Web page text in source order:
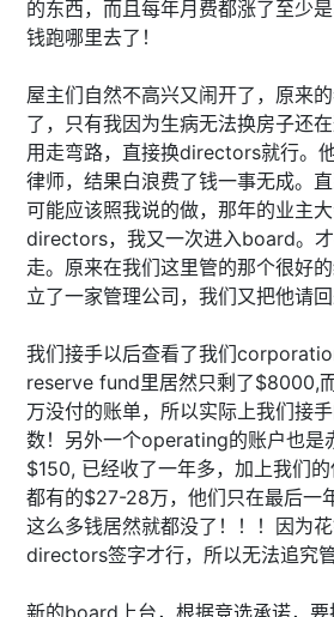
的东西，而且每年月费都涨了至少
钱跑哪里去了！
屋主们自然不高兴又闹开了，原来
了，只有我因为生病无法换房子还
用走弯路，直接换directors就行。
律师，结果白浪费了钱一事无成。
可能应该照我说的做，那年的业主
directors，我又一次进入board。
走。原来在我们这里管的那个很好
立了一家管理公司，我们又把他请回
我们接手以后查看了我们
reserve fund里居然只剩了$8000,
万没付的账单，所以实际上我们接
数！另外一个operating的账户也是
$150, 已经收了一年多，加上我们
都有的$27-28万，他们只在最后一
这么多钱居然就都没了！！！因为
directors签字才行，所以无法追究管
新的board上台，根据竞选承诺，